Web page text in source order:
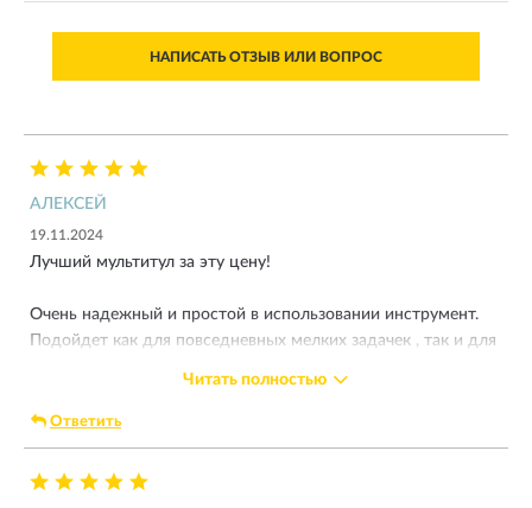
НАПИСАТЬ ОТЗЫВ ИЛИ ВОПРОС
АЛЕКСЕЙ
19.11.2024
Лучший мультитул за эту цену!
Очень надежный и простой в использовании инструмент.
Подойдет как для повседневных мелких задачек , так и для
Отличный нож , острый как бритва - помогает легко
открывать упаковки , резать веревки и тд. Пила вполне
сгодится для пилки досок. Остальные инструменты в
Читать полностью
Ответить